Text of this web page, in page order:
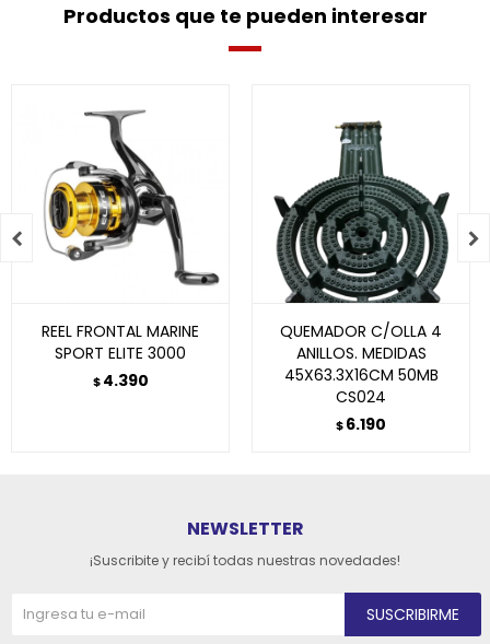
Productos que te pueden interesar
REEL FRONTAL MARINE
SPORT ELITE 3000
$ 4.390
QUEMADOR C/OLLA 4
ANILLOS. MEDIDAS
45X63.3X16CM 50MB
CS024
$6.190
 
NEWSLETTER
¡Suscribite y recibí todas nuestras novedades!
SUSCRIBIRME